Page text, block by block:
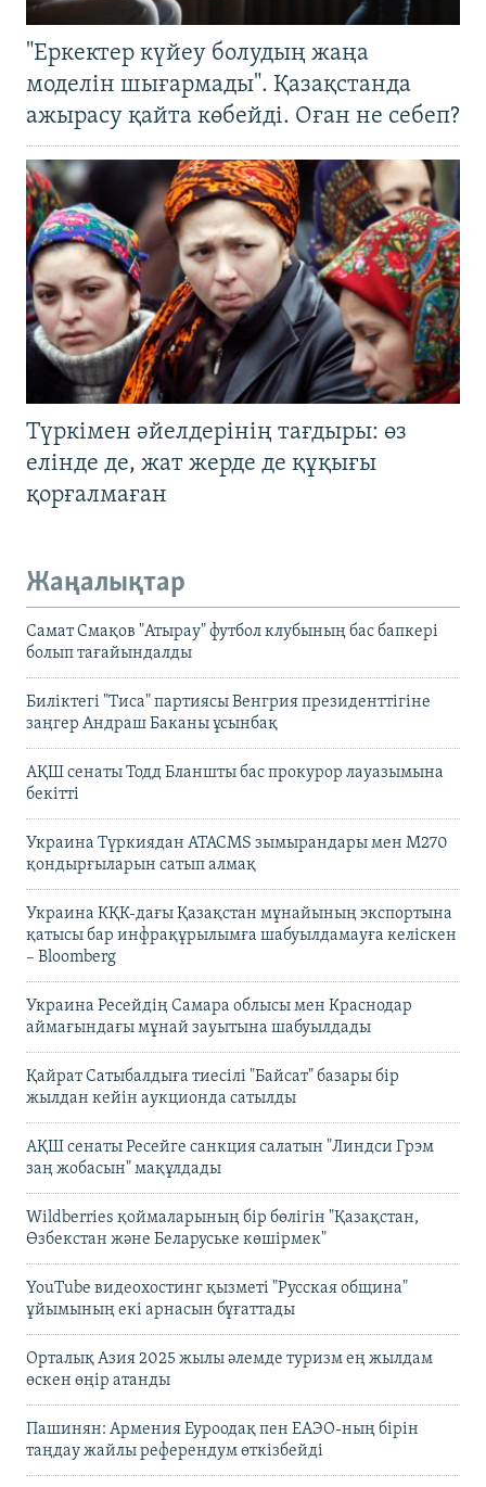
"Еркектер күйеу болудың жаңа
моделін шығармады". Қазақстанда
ажырасу қайта көбейді. Оған не себеп?
Түркімен әйелдерінің тағдыры: өз
елінде де, жат жерде де құқығы
қорғалмаған
Жаңалықтар
Самат Смақов "Атырау" футбол клубының бас бапкері
болып тағайындалды
Биліктегі "Тиса" партиясы Венгрия президенттігіне
заңгер Андраш Баканы ұсынбақ
АҚШ сенаты Тодд Бланшты бас прокурор лауазымына
бекітті
Украина Түркиядан ATACMS зымырандары мен M270
қондырғыларын сатып алмақ
Украина КҚК-дағы Қазақстан мұнайының экспортына
қатысы бар инфрақұрылымға шабуылдамауға келіскен
– Bloomberg
Украина Ресейдің Самара облысы мен Краснодар
аймағындағы мұнай зауытына шабуылдады
Қайрат Сатыбалдыға тиесілі "Байсат" базары бір
жылдан кейін аукционда сатылды
АҚШ сенаты Ресейге санкция салатын "Линдси Грэм
заң жобасын" мақұлдады
Wildberries қоймаларының бір бөлігін "Қазақстан,
Өзбекстан және Беларуське көшірмек"
YouTube видеохостинг қызметі "Русская община"
ұйымының екі арнасын бұғаттады
Орталық Азия 2025 жылы әлемде туризм ең жылдам
өскен өңір атанды
Пашинян: Армения Еуроодақ пен ЕАЭО-ның бірін
таңдау жайлы референдум өткізбейді